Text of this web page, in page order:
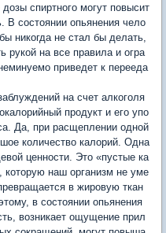
спиртного могут повысит
В состоянии опьянения чело
никогда не стал бы делать,
рукой на все правила и огра
приведет к перееда
на счет алкоголя
продукт и его упо
Да, при расщеплении одной
количество калорий. Одна
ценности. Это «пустые ка
которую наш организм не уме
в жировую ткан
в состоянии опьянения
возникает ощущение прил